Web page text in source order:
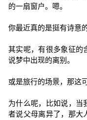
的一扇窗户。嗯。
你最近真的是挺有诗意的
其实呢，有很多象征的
说梦中出现的离别。
或是旅行的场景，那这
为什么呢，比如说，当
者说父母离异了，那大